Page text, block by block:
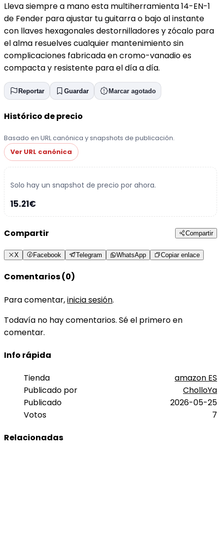
Lleva siempre a mano esta multiherramienta 14-EN-1
de Fender para ajustar tu guitarra o bajo al instante
con llaves hexagonales destornilladores y zócalo para
el alma resuelves cualquier mantenimiento sin
complicaciones fabricada en cromo-vanadio es
compacta y resistente para el día a día.
Reportar Guardar Marcar agotado
Histórico de precio
Basado en URL canónica y snapshots de publicación.
Ver URL canónica
Solo hay un snapshot de precio por ahora.
15.21€
Compartir Compartir
X Facebook Telegram WhatsApp Copiar enlace
Comentarios (0)
Para comentar,inicia sesión.
Todavía no hay comentarios. Sé el primero en
comentar.
Info rápida
Tienda
amazon ES
Publicado por
CholloYa
Publicado
2026-05-25
Votos
7
Relacionadas